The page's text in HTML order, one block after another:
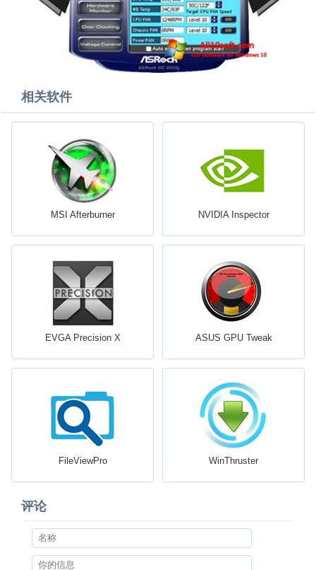
相关软件
MSI Afterburner NVIDIA Inspector
EVGA Precision X ASUS GPU Tweak
FileViewPro WinThruster
评论